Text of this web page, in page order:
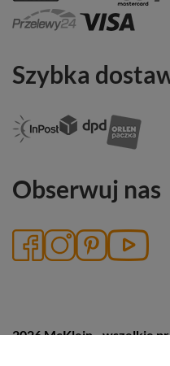
Szybka
Obserwuj nas
2026 McKlein - wszelkie